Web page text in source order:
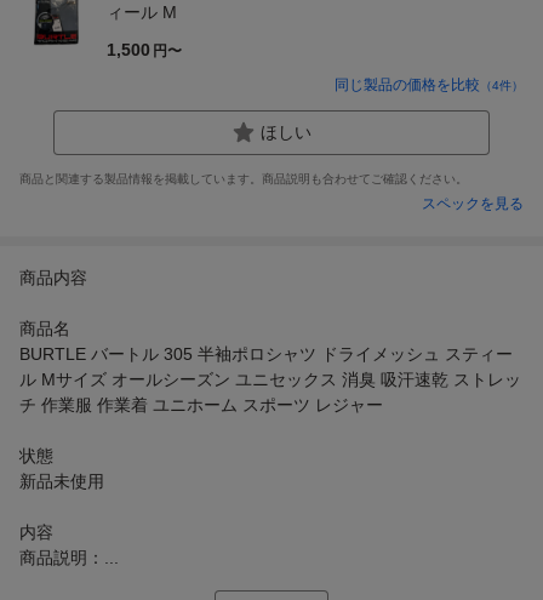
ィール M
1,500 円〜
同じ製品の価格を比較 （4件）
ほしい
商品と関連する製品情報を掲載しています。商品説明も合わせてご確認ください。
スペックを見る
商品内容
商品名
BURTLE バートル 305 半袖ポロシャツ ドライメッシュ スティー
ル Mサイズ オールシーズン ユニセックス 消臭 吸汗速乾 ストレッ
チ 作業服 作業着 ユニホーム スポーツ レジャー
状態
新品未使用
内容
商品説明：...